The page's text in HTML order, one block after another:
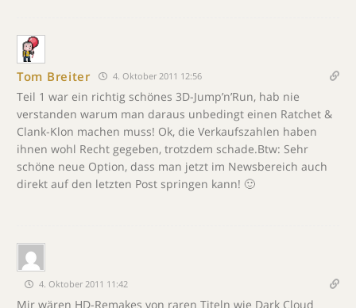
Tom Breiter 4. Oktober 2011 12:56
Teil 1 war ein richtig schönes 3D-Jump’n’Run, hab nie
verstanden warum man daraus unbedingt einen Ratchet &
Clank-Klon machen muss! Ok, die Verkaufszahlen haben
ihnen wohl Recht gegeben, trotzdem schade.Btw: Sehr
schöne neue Option, dass man jetzt im Newsbereich auch
direkt auf den letzten Post springen kann! 🙂
4. Oktober 2011 11:42
Mir wären HD-Remakes von raren Titeln wie Dark Cloud